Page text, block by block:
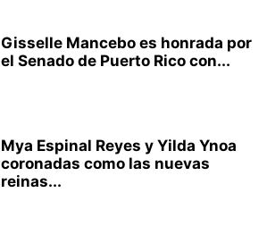
Gisselle Mancebo es honrada por
el Senado de Puerto Rico con...
Mya Espinal Reyes y Yilda Ynoa
coronadas como las nuevas
reinas...